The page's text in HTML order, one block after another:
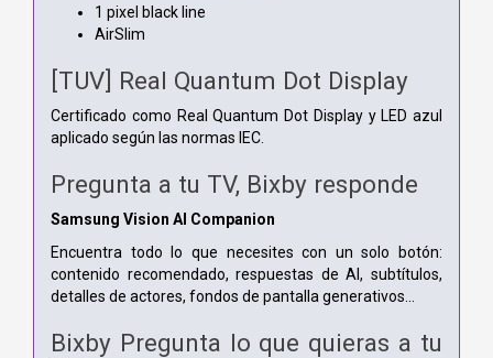
1 pixel black line
AirSlim
[TUV] Real Quantum Dot Display
Certificado como Real Quantum Dot Display y LED azul
aplicado según las normas IEC.
Pregunta a tu TV, Bixby responde
Samsung Vision AI Companion
Encuentra todo lo que necesites con un solo botón:
contenido recomendado, respuestas de AI, subtítulos,
detalles de actores, fondos de pantalla generativos...
Bixby Pregunta lo que quieras a tu